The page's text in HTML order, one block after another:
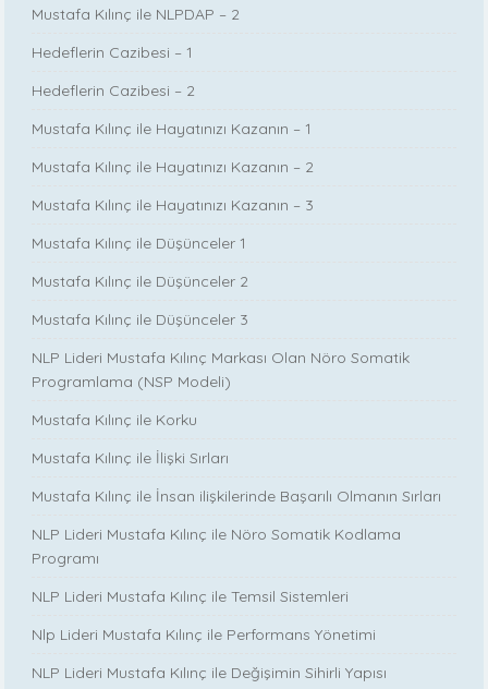
Mustafa Kılınç ile NLPDAP – 2
Hedeflerin Cazibesi – 1
Hedeflerin Cazibesi – 2
Mustafa Kılınç ile Hayatınızı Kazanın – 1
Mustafa Kılınç ile Hayatınızı Kazanın – 2
Mustafa Kılınç ile Hayatınızı Kazanın – 3
Mustafa Kılınç ile Düşünceler 1
Mustafa Kılınç ile Düşünceler 2
Mustafa Kılınç ile Düşünceler 3
NLP Lideri Mustafa Kılınç Markası Olan Nöro Somatik
Programlama (NSP Modeli)
Mustafa Kılınç ile Korku
Mustafa Kılınç ile İlişki Sırları
Mustafa Kılınç ile İnsan ilişkilerinde Başarılı Olmanın Sırları
NLP Lideri Mustafa Kılınç ile Nöro Somatik Kodlama
Programı
NLP Lideri Mustafa Kılınç ile Temsil Sistemleri
Nlp Lideri Mustafa Kılınç ile Performans Yönetimi
NLP Lideri Mustafa Kılınç ile Değişimin Sihirli Yapısı